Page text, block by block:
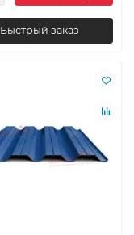
Быстрый заказ